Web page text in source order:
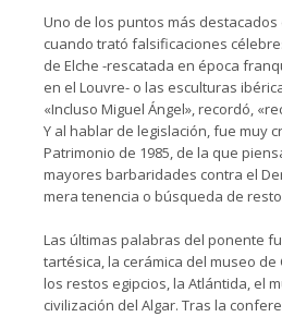
Uno de los puntos más
cuando trató falsificaciones
de Elche -rescatada en época
en el Louvre- o las esculturas
«Incluso Miguel Ángel», recordó,
Y al hablar de legislación, fue muy
Patrimonio de 1985, de la que
mayores barbaridades contra el
mera tenencia o búsqueda de
Las últimas palabras del ponente
tartésica, la cerámica del museo de
los restos egipcios, la Atlántida, el
civilización del Algar. Tras la